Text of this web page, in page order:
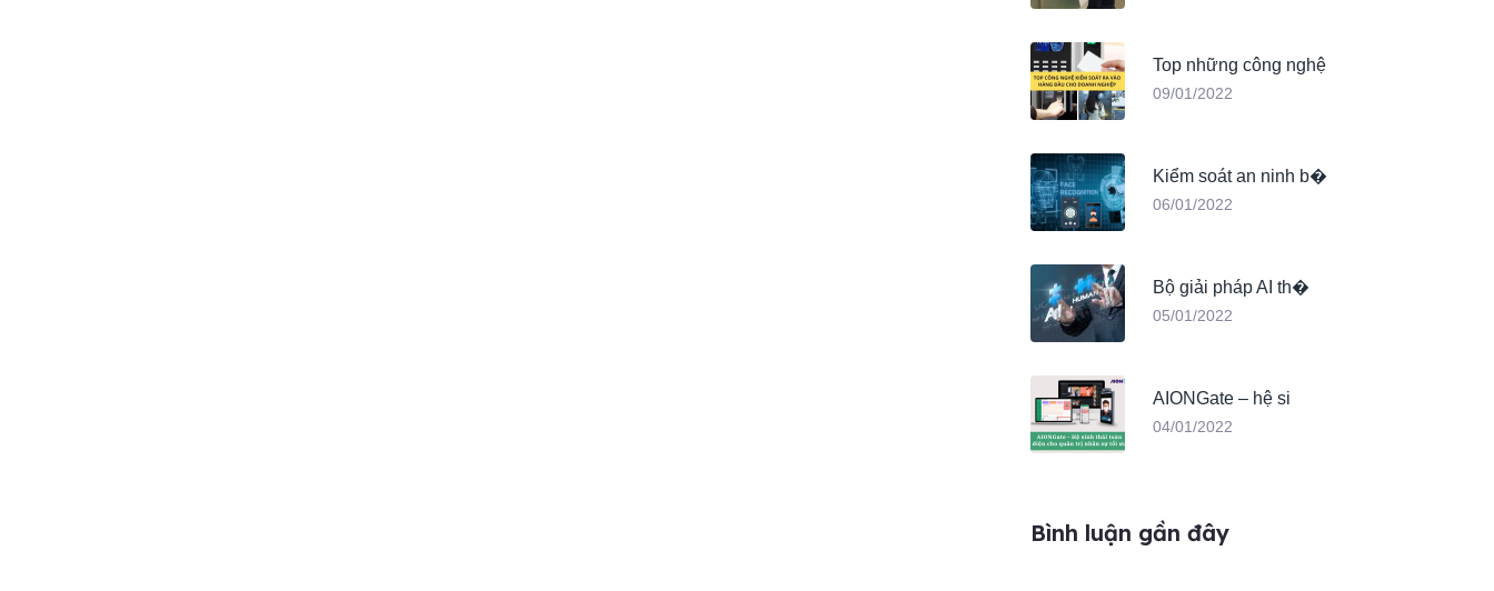
Top những công nghệ
09/01/2022
Kiểm soát an ninh b�
06/01/2022
Bộ giải pháp AI th�
05/01/2022
AIONGate – hệ si
04/01/2022
Bình luận gần đây